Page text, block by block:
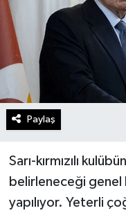
Paylaş
Sarı-kırmızılı
belirleneceği genel
yapılıyor. Yeterli